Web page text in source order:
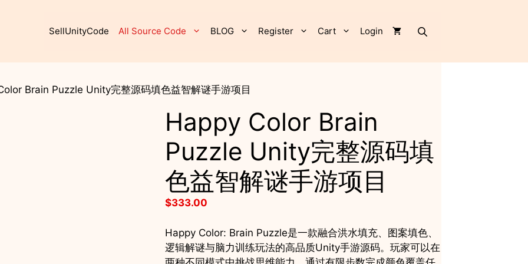
SellUnityCode All Source Code BLOG Register Cart Login
Brain Puzzle Unity完整源码填色益智解谜手游项目
Happy Color Brain
Puzzle Unity完整源码填
色益智解谜手游项目
$333.00
Happy Color: Brain Puzzle是一款融合洪水填充、图案填色、
逻辑解谜与脑力训练玩法的高品质Unity手游源码。玩家可以在
完
智
解
谜
手
游
项